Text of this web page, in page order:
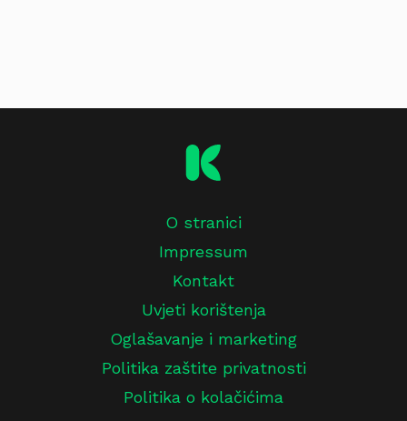
O stranici
Impressum
Kontakt
Uvjeti korištenja
Oglašavanje i marketing
Politika zaštite privatnosti
Politika o kolačićima